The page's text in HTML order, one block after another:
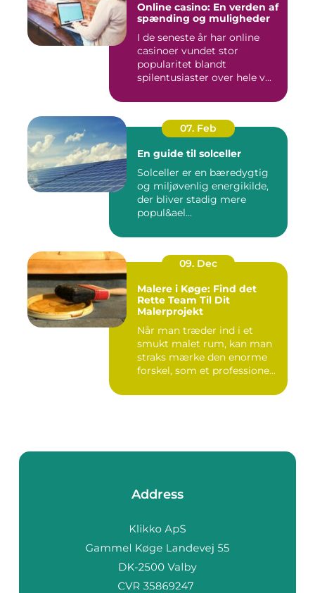
Online casino: En verden af
spænding og muligheder
I de seneste år har online
casinoer vundet stor
popularitet blandt
spilentusiaster over hele v...
07. Feb
En guide til solceller
Solceller er en bæredygtig
og miljøvenlig energikilde,
der bliver stadig mere
popul&ael...
09. Dec
Malere i Køge: Find det
Rette Team Til Dit
Malerprojekt
Når man træder ind i et
smukt malet rum, kan man
straks mærke den enorme
forskel, som et professione...
Address